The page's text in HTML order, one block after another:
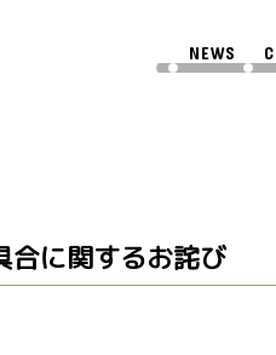
NEWS
合に関するお詫び